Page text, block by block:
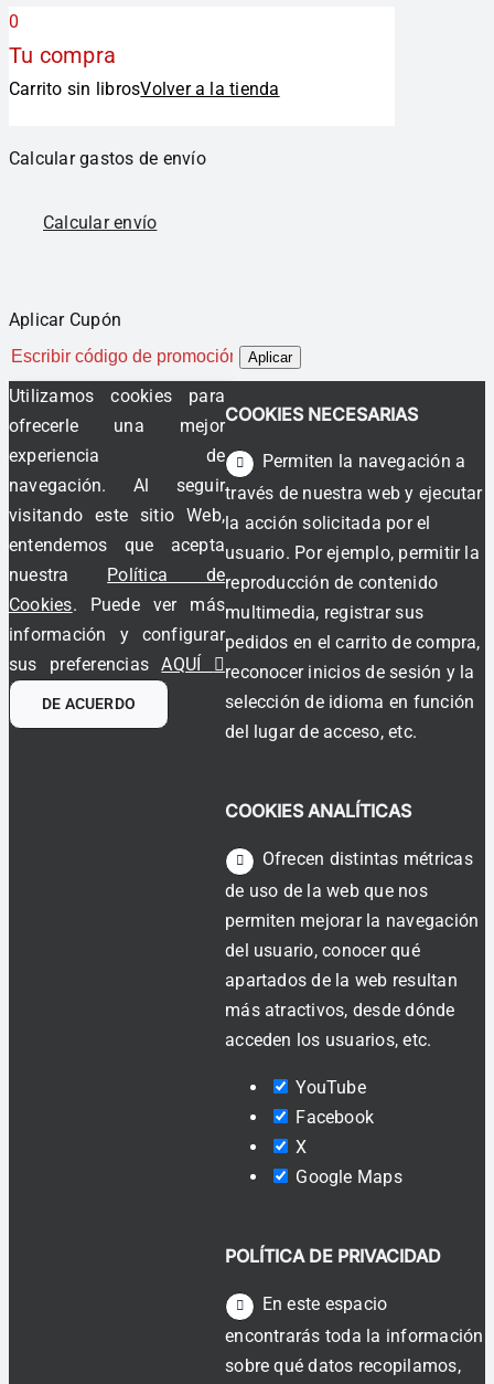
0
Tu compra
Carrito sin librosVolver a la tienda
Calcular gastos de envío
Calcular envío
Aplicar Cupón
Aplicar
Utilizamos cookies para
ofrecerle una mejor
experiencia de
navegación. Al seguir
visitando este sitio Web,
entendemos que acepta
nuestra Política de
Cookies. Puede ver más
información y configurar
sus preferencias
AQUÍ
DE ACUERDO
COOKIES NECESARIAS
Permiten la navegación a
través de nuestra web y ejecutar
la acción solicitada por el
usuario. Por ejemplo, permitir la
reproducción de contenido
multimedia, registrar sus
pedidos en el carrito de compra,
reconocer inicios de sesión y la
selección de idioma en función
del lugar de acceso, etc.
COOKIES ANALÍTICAS
Ofrecen distintas métricas
de uso de la web que nos
permiten mejorar la navegación
del usuario, conocer qué
apartados de la web resultan
más atractivos, desde dónde
acceden los usuarios, etc.
YouTube
Facebook
X
Google Maps
POLÍTICA DE PRIVACIDAD
En este espacio
encontrarás toda la información
sobre qué datos recopilamos,